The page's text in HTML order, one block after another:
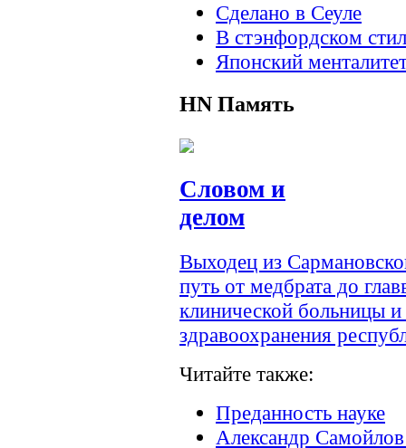
Сделано в Сеуле
В стэнфордском
Японский
HN Память
Словом и
делом
Выходец из
путь от медбрата до
клинической больницы
здравоохранения
Читайте также:
Преданность науке
Александр